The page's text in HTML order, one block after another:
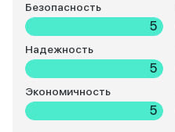
Безопасность
5
Надежность
5
Экономичность
5